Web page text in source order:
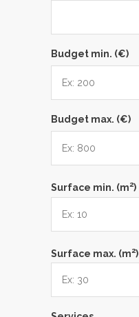
Budget min. (€)
Budget max. (€)
Surface min. (m2)
Surface max. (m2)